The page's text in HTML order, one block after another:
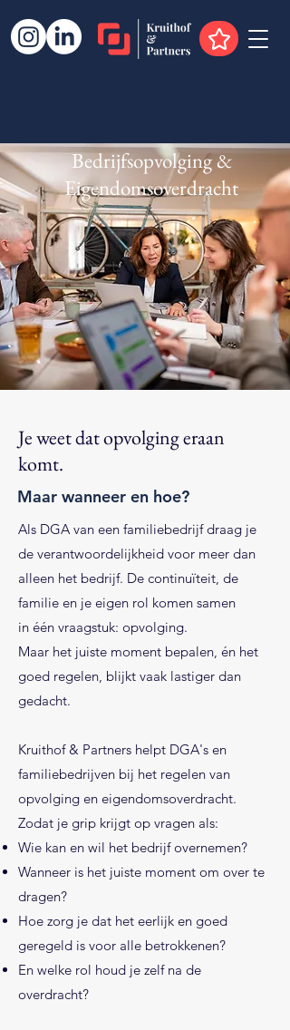
Bedrijfsopvolging &
Eigendomsoverdracht
Je weet dat opvolging eraan
komt.
Maar wanneer en hoe?
Als DGA van een familiebedrijf draag je
de verantwoordelijkheid voor meer dan
alleen het bedrijf. De continuïteit, de
familie en je eigen rol komen samen
in één vraagstuk: opvolging.
Maar het juiste moment bepalen, én het
goed regelen, blijkt vaak lastiger dan
gedacht.
Kruithof & Partners helpt DGA's en
familiebedrijven bij het regelen van
opvolging en eigendomsoverdracht.
Zodat je grip krijgt op vragen als:
Wie kan en wil het bedrijf overnemen?
Wanneer is het juiste moment om over te
dragen?
Hoe zorg je dat het eerlijk en goed
geregeld is voor alle betrokkenen?
En welke rol houd je zelf na de
overdracht?